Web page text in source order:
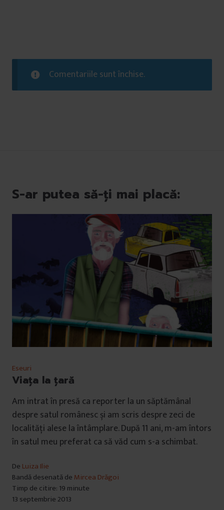
Comentariile sunt închise.
S-ar putea să-ți mai placă:
Eseuri
Viaţa la ţară
Am intrat în presă ca reporter la un săptămânal
despre satul românesc și am scris despre zeci de
localități alese la întâmplare. După 11 ani, m-am întors
în satul meu preferat ca să văd cum s-a schimbat.
De Luiza Ilie
Bandă desenată de Mircea Drăgoi
Timp de citire: 19 minute
13 septembrie 2013